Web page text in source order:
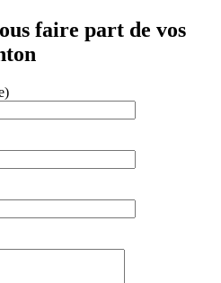
faire part de vos